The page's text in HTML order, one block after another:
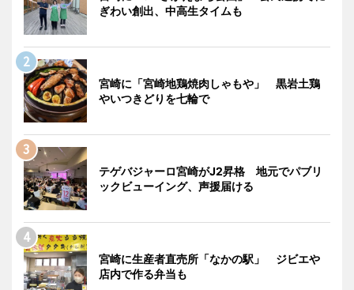
ぎわい創出、中高生タイムも
宮崎に「宮崎地鶏焼肉しゃもや」 黒岩土鶏
やいつきどりを七輪で
テゲバジャーロ宮崎がJ2昇格 地元でパブリ
ックビューイング、声援届ける
宮崎に生産者直売所「なかの駅」 ジビエや
店内で作る弁当も